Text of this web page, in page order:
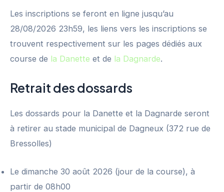
Les inscriptions se feront en ligne jusqu’au
28/08/2026 23h59, les liens vers les inscriptions se
trouvent respectivement sur les pages dédiés aux
course de la Danette et de la Dagnarde.
Retrait des dossards
Les dossards pour la Danette et la Dagnarde seront
à retirer au stade municipal de Dagneux (372 rue de
Bressolles)
Le dimanche 30 août 2026 (jour de la course), à
partir de 08h00